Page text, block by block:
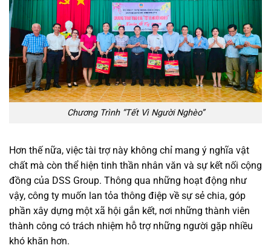
Chương Trình “Tết Vì Người Nghèo”
Hơn thế nữa, việc tài trợ này không chỉ mang ý nghĩa vật
chất mà còn thể hiện tinh thần nhân văn và sự kết nối cộng
đồng của DSS Group. Thông qua những hoạt động như
vậy, công ty muốn lan tỏa thông điệp về sự sẻ chia, góp
phần xây dựng một xã hội gắn kết, nơi những thành viên
thành công có trách nhiệm hỗ trợ những người gặp nhiều
khó khăn hơn.